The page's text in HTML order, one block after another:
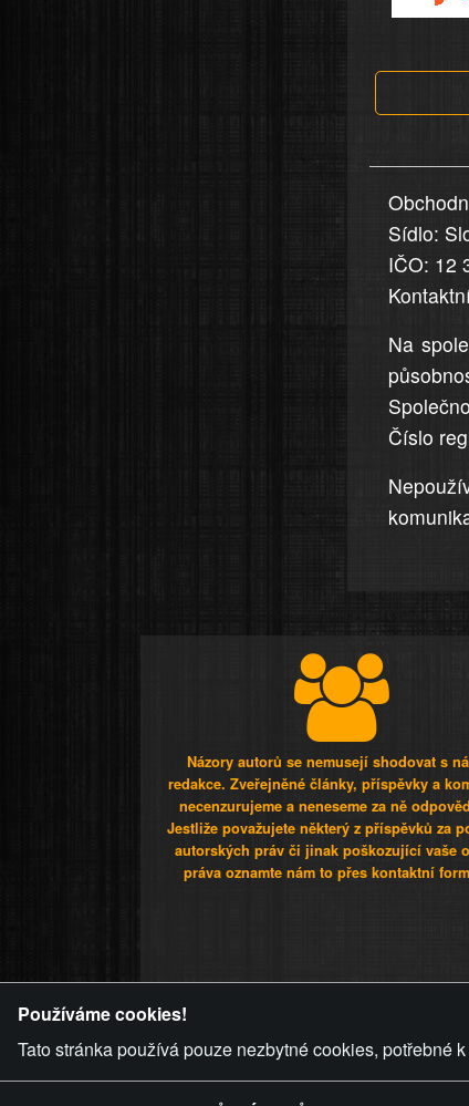
v
uvedena,
jsou
přesná
a
úplná
Sídlo:
IČO: 12
Na
Číslo
Názory autorů se nemusejí shodovat s
redakce. Zveřejněné články, příspěvky a
necenzurujeme a neneseme za ně
Jestliže považujete některý z příspěvků za
autorských práv či jinak poškozující vaše
práva oznamte nám to přes kontaktní
Používáme cookies!
Tato stránka používá pouze nezbytné cookies, potřebné